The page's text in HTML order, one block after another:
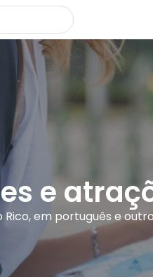
e
Rico, em português e